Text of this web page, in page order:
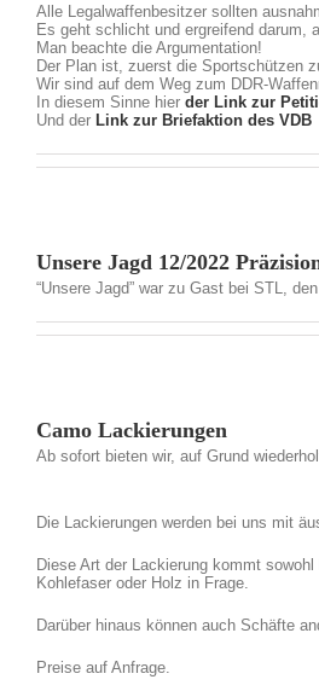
Alle Legalwaffenbesitzer sollten
Es geht schlicht und ergreifend darum,
Man beachte die Argumentation!
Der Plan ist, zuerst die Sportschützen
Wir sind auf dem Weg zum DDR-
In diesem Sinne hier der Link zur
Und der Link zur Briefaktion des VDB
Unsere Jagd 12/2022
“Unsere Jagd” war zu Gast bei STL,
Camo Lackierungen
Ab sofort bieten wir, auf Grund
Die Lackierungen werden bei uns mit
Diese Art der Lackierung kommt
Kohlefaser oder Holz in Frage.
Darüber hinaus können auch Schäfte
Preise auf Anfrage.